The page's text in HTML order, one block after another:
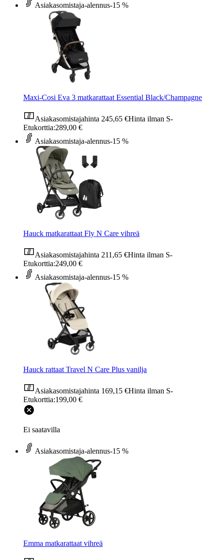
Asiakasomistaja-alennus-15 %
Maxi-Cosi Eva 3 matkarattaat Essential Black/Champagne
Asiakasomistajahinta 245,65 €Hinta ilman S-
Etukorttia:289,00 €
Asiakasomistaja-alennus-15 %
Hauck matkarattaat Fly N Care vihreä
Asiakasomistajahinta 211,65 €Hinta ilman S-
Etukorttia:249,00 €
Asiakasomistaja-alennus-15 %
Hauck rattaat Travel N Care Plus vanilja
Asiakasomistajahinta 169,15 €Hinta ilman S-
Etukorttia:199,00 €
Ei saatavilla
Asiakasomistaja-alennus-15 %
Emma matkarattaat vihreä